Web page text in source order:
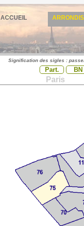
ACCUEIL
Signification des sigles :
Part. BN
Paris